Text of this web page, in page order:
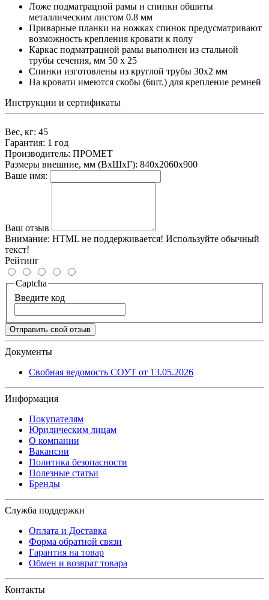
Ложе подматрацной рамы и спинки обшиты
металлическим листом 0.8 мм
Приварные планки на ножках спинок предусматривают
возможность крепления кровати к полу
Каркас подматрацной рамы выполнен из стальной
трубы сечения, мм 50 х 25
Спинки изготовлены из круглой трубы 30х2 мм
На кровати имеются скобы (6шт.) для крепление ремней
Инструкции и сертификаты
Вес, кг: 45
Гарантия: 1 год
Производитель: ПРОМЕТ
Размеры внешние, мм (ВхШхГ): 840x2060x900
Ваше имя:
Ваш отзыв
Внимание: HTML не поддерживается! Используйте обычный
текст!
Рейтинг
Captcha
Введите код
Отправить свой отзыв
Документы
Свобная ведомость СОУТ от 13.05.2026
Информация
Покупателям
Юридическим лицам
О компании
Вакансии
Политика безопасности
Полезные статьи
Бренды
Служба поддержки
Оплата и Доставка
Форма обратной связи
Гарантия на товар
Обмен и возврат товара
Контакты